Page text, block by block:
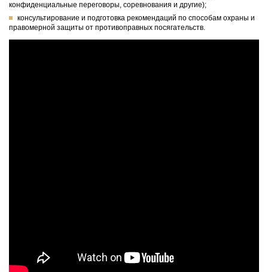
конфиденциальные переговоры, соревнования и другие);
консультирование и подготовка рекомендаций по способам охраны и
правомерной защиты от противоправных посягательств.